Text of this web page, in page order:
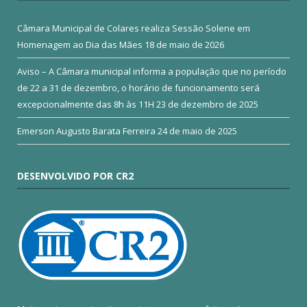
Câmara Municipal de Colares realiza Sessão Solene em
Homenagem ao Dia das Mães 18 de maio de 2026
Aviso – A Câmara municipal informa a população que no período
de 22 a 31 de dezembro, o horário de funcionamento será
excepcionalmente das 8h às 11H 23 de dezembro de 2025
Emerson Augusto Barata Ferreira 24 de maio de 2025
DESENVOLVIDO POR CR2